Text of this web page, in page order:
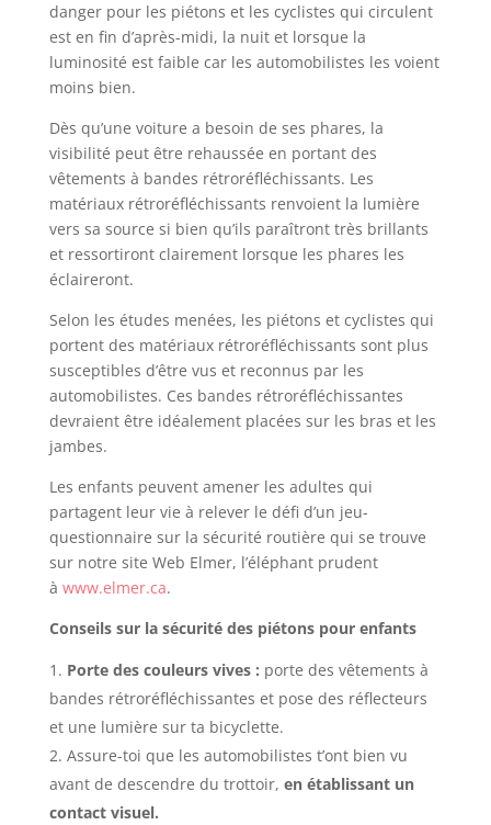
danger pour les piétons et les cyclistes qui circulent
est en fin d’après-midi, la nuit et lorsque la
luminosité est faible car les automobilistes les voient
moins bien.
Dès qu’une voiture a besoin de ses phares, la
visibilité peut être rehaussée en portant des
vêtements à bandes rétroréfléchissants. Les
matériaux rétroréfléchissants renvoient la lumière
vers sa source si bien qu’ils paraîtront très brillants
et ressortiront clairement lorsque les phares les
éclaireront.
Selon les études menées, les piétons et cyclistes qui
portent des matériaux rétroréfléchissants sont plus
susceptibles d’être vus et reconnus par les
automobilistes. Ces bandes rétroréfléchissantes
devraient être idéalement placées sur les bras et les
jambes.
Les enfants peuvent amener les adultes qui
partagent leur vie à relever le défi d’un jeu-
questionnaire sur la sécurité routière qui se trouve
sur notre site Web Elmer, l’éléphant prudent
à www.elmer.ca.
Conseils sur la sécurité des piétons pour enfants
Porte des couleurs vives : porte des vêtements à
bandes rétroréfléchissantes et pose des réflecteurs
et une lumière sur ta bicyclette.
Assure-toi que les automobilistes t’ont bien vu
avant de descendre du trottoir, en établissant un
contact visuel.